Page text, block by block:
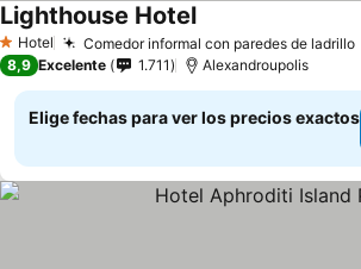
1 Estrellas
Hotel Comedor informal con paredes de ladrillo
Lighthouse HotelVer precios
8,9 Excelente 1.711 Alexandroupolis
Elige fechas para ver los precios exactos